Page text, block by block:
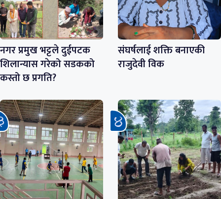
नगर प्रमुख भट्टले दुईपटक
शिलान्यास गरेको सडकको
कस्तो छ प्रगति?
संघर्षलाई शक्ति बनाएकी
राजुदेवी विक